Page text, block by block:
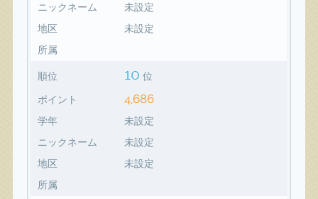
ニックネーム
未設定
地区
未設定
所属
順位 10 位
ポイント 4,686
学年
未設定
ニックネーム
未設定
地区
未設定
所属